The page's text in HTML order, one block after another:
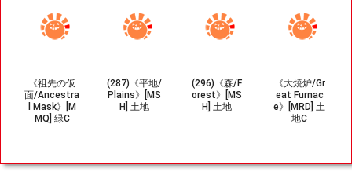
《祖先の仮
面/Ancestra
l Mask》[M
MQ] 緑C
(287)《平地/
Plains》[MS
H] 土地
(296)《森/F
orest》[MS
H] 土地
《大焼炉/Gr
eat Furnac
e》[MRD] 土
地C